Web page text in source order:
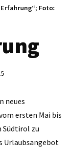
Foto:
neues
ersten Mai bis
Südtirol zu
Urlaubsangebot